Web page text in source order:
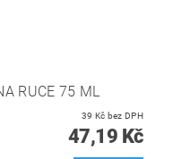
RUCE 75 ML
39 Kč bez DPH
47,19 Kč